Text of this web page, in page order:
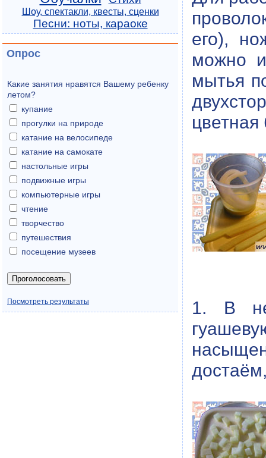
его),
можно
мытья
1. В
Шоу, спектакли, квесты, сценки
Песни: ноты, караоке
Опрос
Какие занятия нравятся Вашему ребенку
летом?
купание
прогулки на природе
катание на велосипеде
катание на самокате
настольные игры
подвижные игры
компьютерные игры
чтение
творчество
путешествия
посещение музеев
Посмотреть результаты